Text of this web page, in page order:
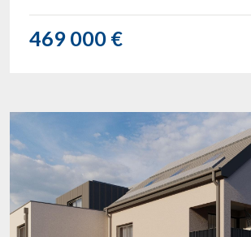
469 000 €